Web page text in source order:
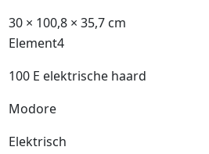
30 × 100,8 × 35,7 cm
Element4
100 E elektrische haard
Modore
Elektrisch